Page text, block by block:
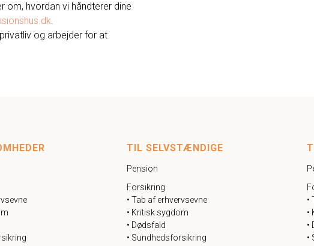
om, hvordan vi håndterer dine
.
og arbejder for at
TIL SELVSTÆNDIGE
Pension
Forsikring
• Tab af erhvervsevne
• Kritisk sygdom
• Dødsfald
• Sundhedsforsikring
•
•
•
•